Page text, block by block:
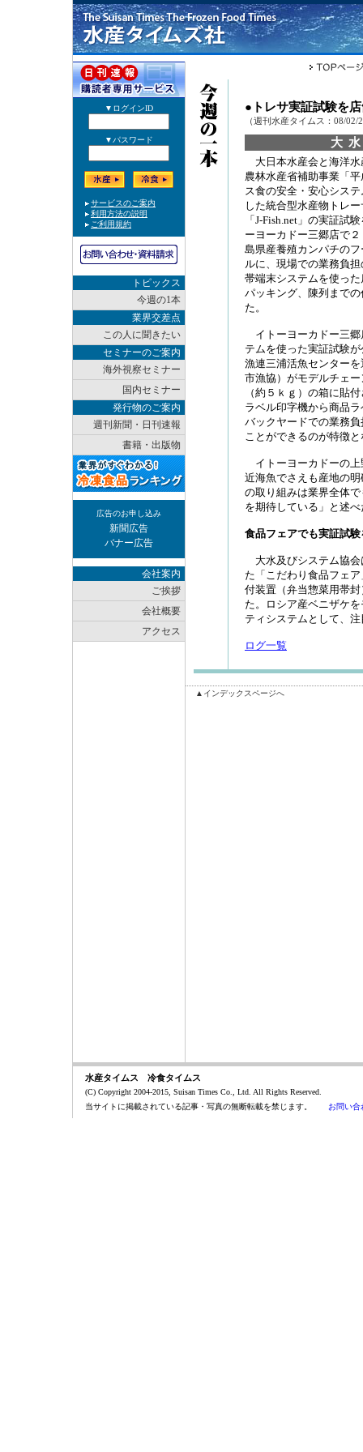
トピックス
今週の1本
業界交差点
この人に聞きたい
セミナーのご案内
海外視察セミナー
国内セミナー
発行物のご案内
週刊新聞・日刊速報
書籍・出版物
広告のお申し込み
新聞広告
バナー広告
会社案内
ご挨拶
会社概要
アクセス
●トレサ実証試験を
（週刊水産タイムス：08/02/
大
大日本水産会と海洋水
農林水産省補助事業「
ス食の安全・安心シス
した統合型水産物トレ
「J-Fish.net」の実証試
ーヨーカドー三郷店で
島県産養殖カンパチの
ルに、現場での業務負
帯端末システムを使っ
パッキング、陳列まで
た。
イトーヨーカドー三郷
テムを使った実証試験
漁連三浦活魚センター
市漁協）がモデルチェ
（約５ｋｇ）の箱に貼
ラベル印字機から商品
バックヤードでの業務
ことができるのが特徴
イトーヨーカドーの上
近海魚でさえも産地の
の取り組みは業界全体
を期待している」と述べ
食品フェアでも実証試験
大水及びシステム協会
た「こだわり食品フェ
付装置（弁当惣菜用帯
た。ロシア産ベニザケ
ティシステムとして、
ログ一覧
▲インデックスページへ
水産タイムス 冷食タイムス
(C) Copyright 2004-2015, Suisan Times Co., Ltd. All Rights Reserved.
当サイトに掲載されている記事・写真の無断転載を禁じます。 お問い合